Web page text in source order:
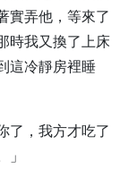
實弄他，等來了
時我又換了上床
這冷靜房裡睡
了，我方才吃了
」